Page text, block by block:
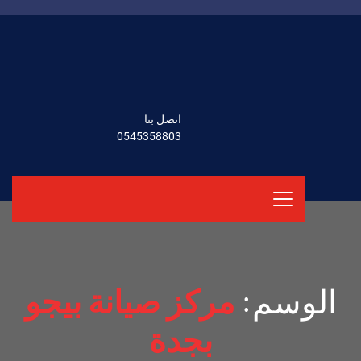
اتصل بنا
0545358803
الوسم: مركز صيانة بيجو
بجدة